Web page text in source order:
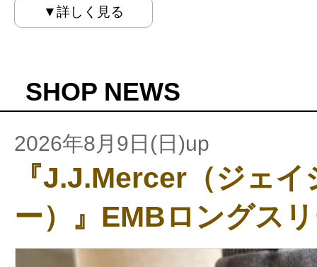
▼詳しく見る
SHOP NEWS
2026年8月9日(日)up
『J.J.Mercer（ジェ
ー）』EMBロングス